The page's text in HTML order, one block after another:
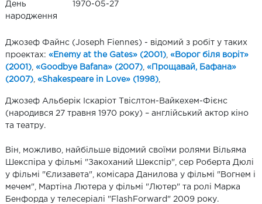
День
народження
1970-05-27
Джозеф Файнс (Joseph Fiennes) - відомий з робіт у таких
проектах: «Enemy at the Gates» (2001) «Ворог біля воріт»
(2001) «Goodbye Bafana» (2007) «Прощавай, Бафана»
(2007) «Shakespeare in Love» (1998)
Джозеф Альберік Іскаріот Твіслтон-Вайкехем-Фієнс
(народився 27 травня 1970 року) – англійський актор кіно
та театру.
Він, можливо, найбільше відомий своїми ролями Вільяма
Шекспіра у фільмі "Закоханий Шекспір", сер Роберта Дюлі
у фільмі "Єлизавета", комісара Данилова у фільмі "Вогнем і
мечем", Мартіна Лютера у фільмі "Лютер" та ролі Марка
Бенфорда у телесеріалі "FlashForward" 2009 року.